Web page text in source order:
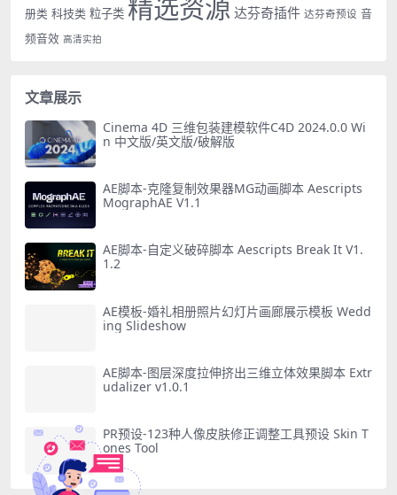
册类 科技类 粒子类 精选资源 达芬奇插件 达芬奇预设 音
频音效 高清实拍
文章展示
Cinema 4D 三维包装建模软件C4D 2024.0.0 Wi
n 中文版/英文版/破解版
AE脚本-克隆复制效果器MG动画脚本 Aescripts
MographAE V1.1
AE脚本-自定义破碎脚本 Aescripts Break It V1.
1.2
AE模板-婚礼相册照片幻灯片画廊展示模板 Wedd
ing Slideshow
AE脚本-图层深度拉伸挤出三维立体效果脚本 Extr
udalizer v1.0.1
PR预设-123种人像皮肤修正调整工具预设 Skin T
ones Tool